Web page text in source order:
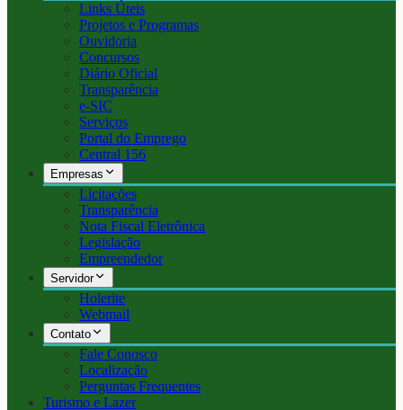
Links Úteis
Projetos e Programas
Ouvidoria
Concursos
Diário Oficial
Transparência
e-SIC
Serviços
Portal do Emprego
Central 156
Empresas
Licitações
Transparência
Nota Fiscal Eletrônica
Legislação
Empreendedor
Servidor
Holerite
Webmail
Contato
Fale Conosco
Localização
Perguntas Frequentes
Turismo e Lazer